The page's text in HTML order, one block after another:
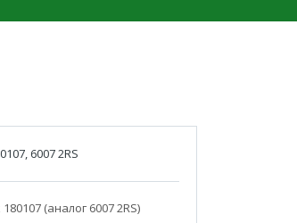
6007 2RS
(аналог 6007 2RS)